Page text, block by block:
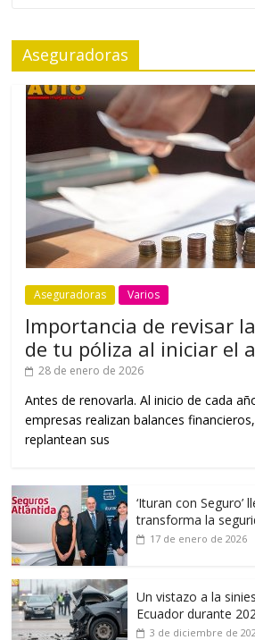
Aseguradoras
Aseguradoras Varios
Importancia de revisar
de tu póliza al iniciar el
28 de enero de 2026
Antes de renovarla. Al inicio de cada
empresas realizan balances
replantean sus
‘Ituran con Seguro’
transforma la
17 de enero de 2026
Un vistazo a la
Ecuador durante
3 de diciembre de